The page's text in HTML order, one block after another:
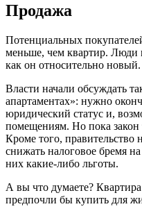
Продажа
Потенциальных
меньше, чем квартир. Люди
как он относительно новый.
Власти начали обсуждать
апартаментах»: нужно
юридический статус и,
помещениям. Но пока закон
Кроме того, правительство
снижать налоговое бремя
них какие-либо льготы.
А вы что думаете?
предпочли бы купить для